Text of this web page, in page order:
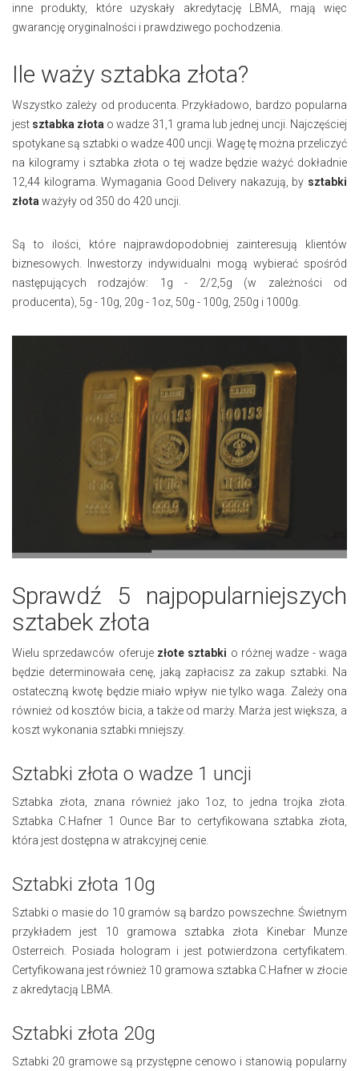
inne produkty, które uzyskały akredytację LBMA, mają więc
gwarancję oryginalności i prawdziwego pochodzenia.
Ile waży sztabka złota?
Wszystko zależy od producenta. Przykładowo, bardzo popularna
jest sztabka złota o wadze 31,1 grama lub jednej uncji. Najczęściej
spotykane są sztabki o wadze 400 uncji. Wagę tę można przeliczyć
na kilogramy i sztabka złota o tej wadze będzie ważyć dokładnie
12,44 kilograma. Wymagania Good Delivery nakazują, by sztabki
złota ważyły od 350 do 420 uncji.
Są to ilości, które najprawdopodobniej zainteresują klientów
biznesowych. Inwestorzy indywidualni mogą wybierać spośród
następujących rodzajów: 1g - 2/2,5g (w zależności od
producenta), 5g - 10g, 20g - 1oz, 50g - 100g, 250g i 1000g.
Sprawdź 5 najpopularniejszych
sztabek złota
Wielu sprzedawców oferuje złote sztabki o różnej wadze - waga
będzie determinowała cenę, jaką zapłacisz za zakup sztabki. Na
ostateczną kwotę będzie miało wpływ nie tylko waga. Zależy ona
również od kosztów bicia, a także od marży. Marża jest większa, a
koszt wykonania sztabki mniejszy.
Sztabki złota o wadze 1 uncji
Sztabka złota, znana również jako 1oz, to jedna trojka złota.
Sztabka C.Hafner 1 Ounce Bar to certyfikowana sztabka złota,
która jest dostępna w atrakcyjnej cenie.
Sztabki złota 10g
Sztabki o masie do 10 gramów są bardzo powszechne. Świetnym
przykładem jest 10 gramowa sztabka złota Kinebar Munze
Osterreich. Posiada hologram i jest potwierdzona certyfikatem.
Certyfikowana jest również 10 gramowa sztabka C.Hafner w złocie
z akredytacją LBMA.
Sztabki złota 20g
Sztabki 20 gramowe są przystępne cenowo i stanowią popularny